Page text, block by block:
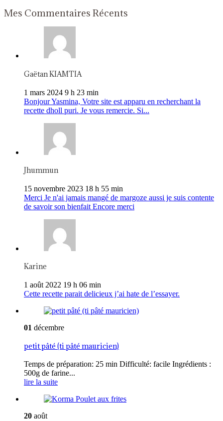
Mes Commentaires Récents
Gaëtan KIAMTIA
1 mars 2024 9 h 23 min
Bonjour Yasmina, Votre site est apparu en recherchant la
recette dholl puri. Je vous remercie. Si...
Jhummun
15 novembre 2023 18 h 55 min
Merci Je n'ai jamais mangé de margoze aussi je suis contente
de savoir son bienfait Encore merci
Karine
1 août 2022 19 h 06 min
Cette recette parait delicieux j’ai hate de l’essayer.
01 décembre
petit pâté (ti pâté mauricien)
Temps de préparation: 25 min Difficulté: facile Ingrédients :
500g de farine...
lire la suite
20 août